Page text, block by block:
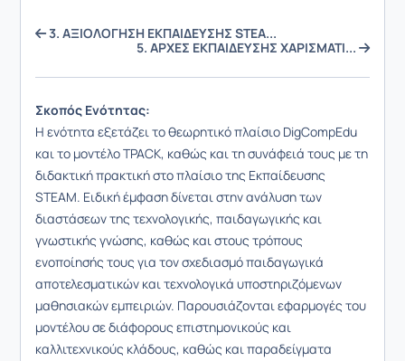
3. ΑΞΙΟΛΟΓΗΣΗ ΕΚΠΑΙΔΕΥΣΗΣ STEA...
5. ΑΡΧΕΣ ΕΚΠΑΙΔΕΥΣΗΣ ΧΑΡΙΣΜΑΤΙ...
Σκοπός Ενότητας:
Η ενότητα εξετάζει το θεωρητικό πλαίσιο DigCompEdu
και το μοντέλο TPACK, καθώς και τη συνάφειά τους με τη
διδακτική πρακτική στο πλαίσιο της Εκπαίδευσης
STEAM. Ειδική έμφαση δίνεται στην ανάλυση των
διαστάσεων της τεχνολογικής, παιδαγωγικής και
γνωστικής γνώσης, καθώς και στους τρόπους
ενοποίησής τους για τον σχεδιασμό παιδαγωγικά
αποτελεσματικών και τεχνολογικά υποστηριζόμενων
μαθησιακών εμπειριών. Παρουσιάζονται εφαρμογές του
μοντέλου σε διάφορους επιστημονικούς και
καλλιτεχνικούς κλάδους, καθώς και παραδείγματα